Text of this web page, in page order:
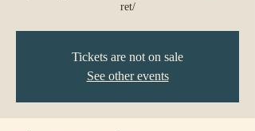
ret/
Tickets are not on sale
See other events